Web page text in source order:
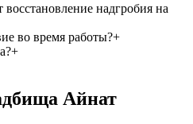
надгробия на
во время работы?+
+
Айнат